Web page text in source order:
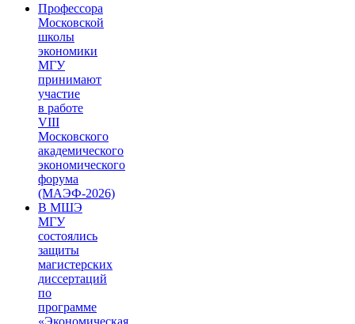
Профессора
Московской
школы
экономики
МГУ
принимают
участие
в работе
VIII
Московского
академического
экономического
форума
(МАЭФ-2026)
В МШЭ
МГУ
состоялись
защиты
магистерских
диссертаций
по
программе
«Экономическая